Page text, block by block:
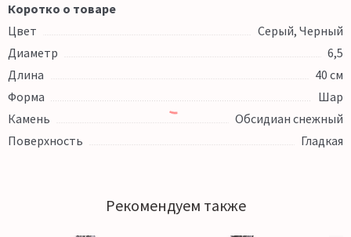
Коротко о товаре
Цвет
Серый, Черный
Диаметр
6,5
Длина
40 см
Форма
Шар
Камень
Обсидиан снежный
Поверхность
Гладкая
Рекомендуем также